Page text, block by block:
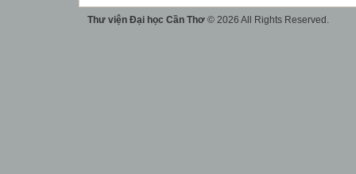
Thư viện Đại học Cần Thơ © 2026 All Rights Reserved.